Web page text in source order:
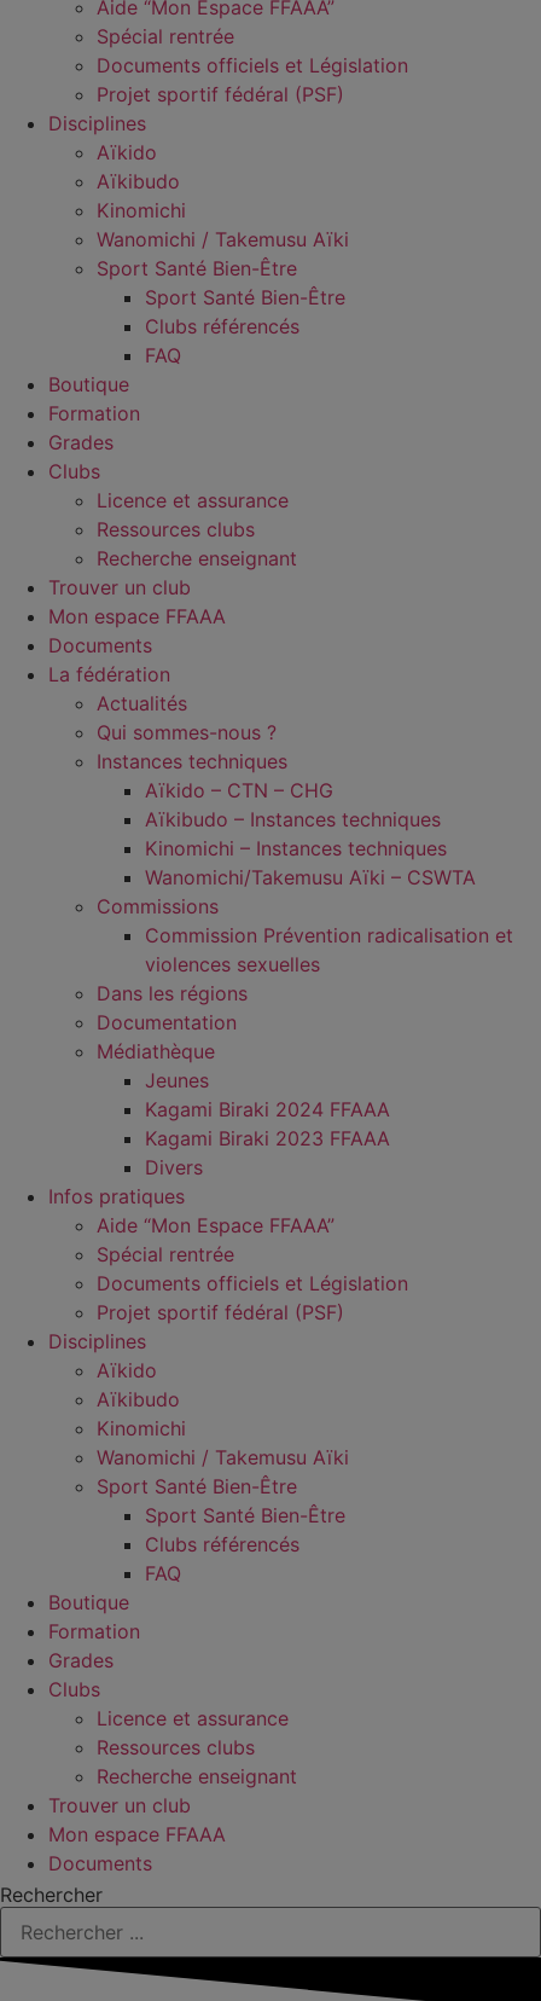
Aide “Mon Espace FFAAA”
Spécial rentrée
Documents officiels et Législation
Projet sportif fédéral (PSF)
Disciplines
Aïkido
Aïkibudo
Kinomichi
Wanomichi / Takemusu Aïki
Sport Santé Bien-Être
Sport Santé Bien-Être
Clubs référencés
FAQ
Boutique
Formation
Grades
Clubs
Licence et assurance
Ressources clubs
Recherche enseignant
Trouver un club
Mon espace FFAAA
Documents
La fédération
Actualités
Qui sommes-nous ?
Instances techniques
Aïkido – CTN – CHG
Aïkibudo – Instances techniques
Kinomichi – Instances techniques
Wanomichi/Takemusu Aïki – CSWTA
Commissions
Commission Prévention radicalisation et
violences sexuelles
Dans les régions
Documentation
Médiathèque
Jeunes
Kagami Biraki 2024 FFAAA
Kagami Biraki 2023 FFAAA
Divers
Infos pratiques
Aide “Mon Espace FFAAA”
Spécial rentrée
Documents officiels et Législation
Projet sportif fédéral (PSF)
Disciplines
Aïkido
Aïkibudo
Kinomichi
Wanomichi / Takemusu Aïki
Sport Santé Bien-Être
Sport Santé Bien-Être
Clubs référencés
FAQ
Boutique
Formation
Grades
Clubs
Licence et assurance
Ressources clubs
Recherche enseignant
Trouver un club
Mon espace FFAAA
Documents
Rechercher